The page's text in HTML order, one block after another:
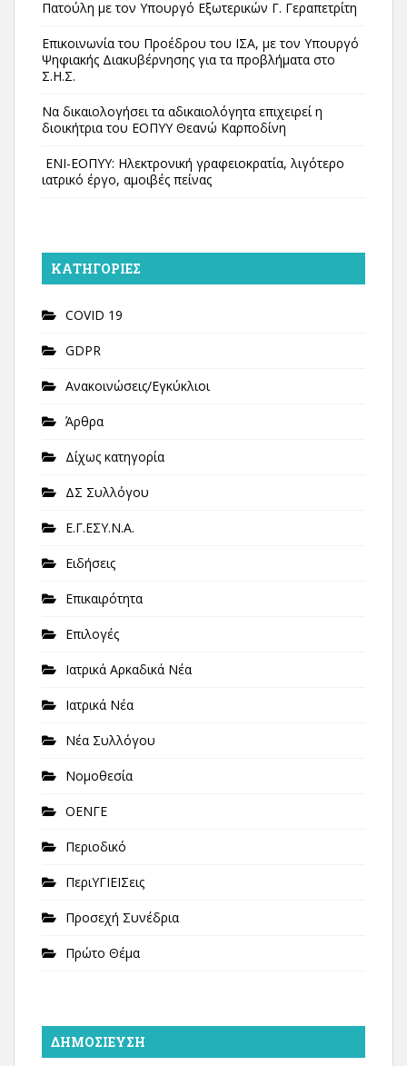
Πατούλη με τον Υπουργό Εξωτερικών Γ. Γεραπετρίτη
Επικοινωνία του Προέδρου του ΙΣΑ, με τον Υπουργό
Ψηφιακής Διακυβέρνησης για τα προβλήματα στο
Σ.Η.Σ.
Να δικαιολογήσει τα αδικαιολόγητα επιχειρεί η
διοικήτρια του ΕΟΠΥΥ Θεανώ Καρποδίνη
ΕΝΙ-ΕΟΠΥΥ: Ηλεκτρονική γραφειοκρατία, λιγότερο
ιατρικό έργο, αμοιβές πείνας
KΑΤΗΓΟΡΊΕΣ
COVID 19
GDPR
Ανακοινώσεις/Εγκύκλιοι
Άρθρα
Δίχως κατηγορία
ΔΣ Συλλόγου
Ε.Γ.ΕΣΥ.Ν.Α.
Ειδήσεις
Επικαιρότητα
Επιλογές
Ιατρικά Αρκαδικά Νέα
Ιατρικά Νέα
Νέα Συλλόγου
Νομοθεσία
ΟΕΝΓΕ
Περιοδικό
ΠεριΥΓΙΕΙΣεις
Προσεχή Συνέδρια
Πρώτο Θέμα
ΔΗΜΟΣΊΕΥΣΗ